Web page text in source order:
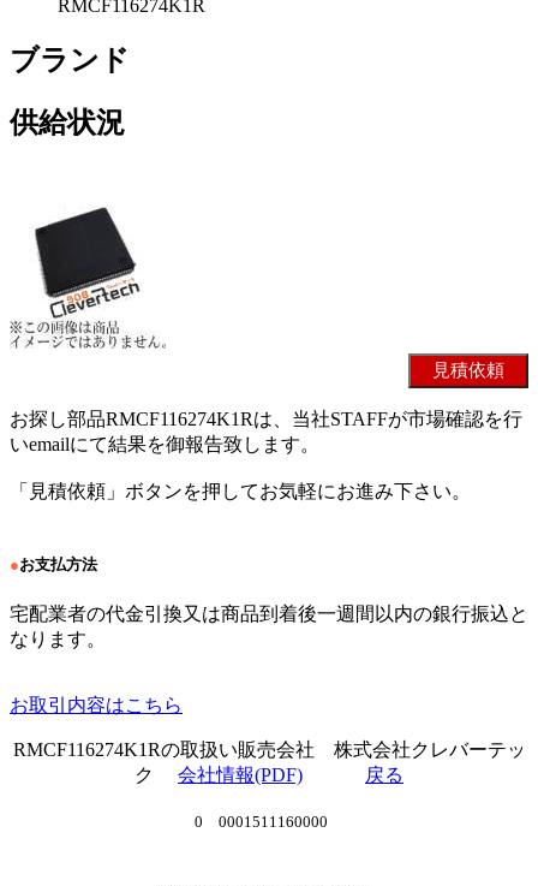
RMCF116274K1R
ブランド
供給状況
お探し部品RMCF116274K1Rは、当社STAFFが市場確認を行
いemailにて結果を御報告致します。
「見積依頼」ボタンを押してお気軽にお進み下さい。
●お支払方法
宅配業者の代金引換又は商品到着後一週間以内の銀行振込と
なります。
お取引内容はこちら
RMCF116274K1Rの取扱い販売会社 株式会社クレバーテッ
ク 会社情報(PDF) 戻る
0 0001511160000